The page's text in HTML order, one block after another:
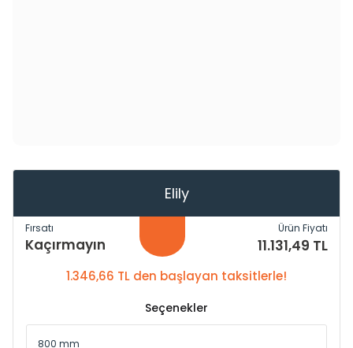
Elily
Fırsatı
Kaçırmayın
Ürün Fiyatı
11.131,49 TL
1.346,66 TL den başlayan taksitlerle!
Seçenekler